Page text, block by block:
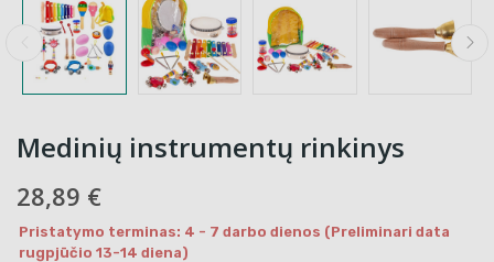
Medinių instrumentų rinkinys
28,89 €
Pristatymo terminas: 4 - 7 darbo dienos (Preliminari data
rugpjūčio 13-14 diena)